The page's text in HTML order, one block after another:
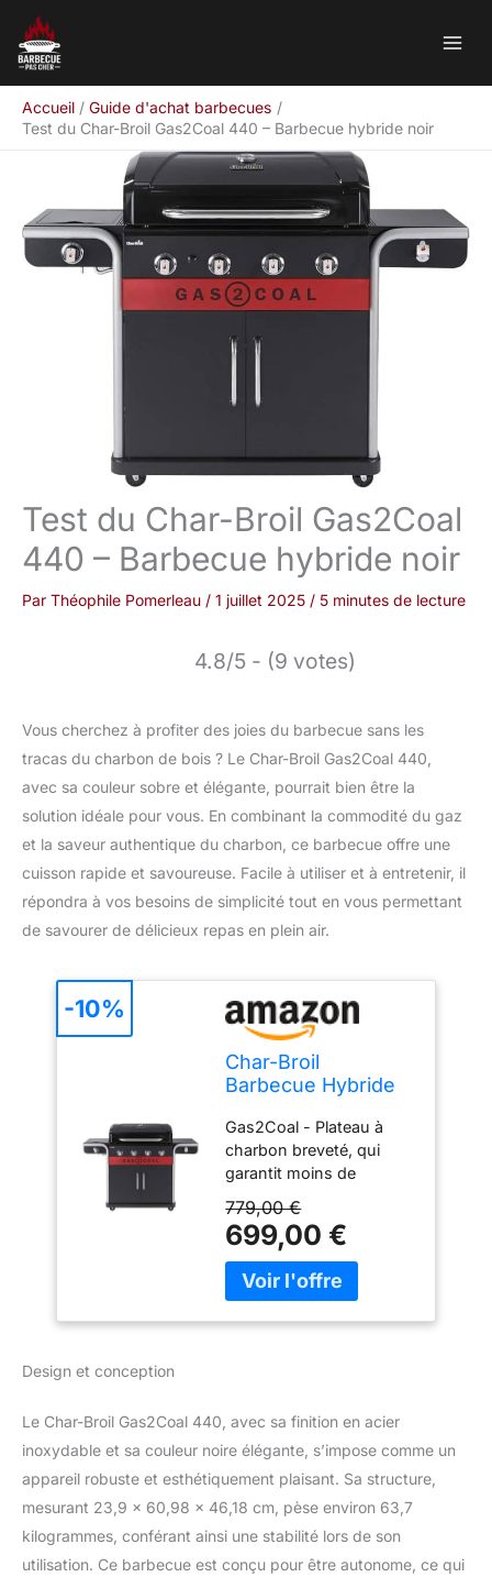
contenu
Accueil
Guide d'achat barbecues
Test du Char-Broil Gas2Coal 440 – Barbecue hybride noir
Test du Char-Broil Gas2Coal
440 – Barbecue hybride noir
Par Théophile Pomerleau / 1 juillet 2025 / 5 minutes de lecture
4.8/5 - (9 votes)
Vous cherchez à profiter des joies du barbecue sans les
tracas du charbon de bois ? Le Char-Broil Gas2Coal 440,
avec sa couleur sobre et élégante, pourrait bien être la
solution idéale pour vous. En combinant la commodité du gaz
et la saveur authentique du charbon, ce barbecue offre une
cuisson rapide et savoureuse. Facile à utiliser et à entretenir, il
répondra à vos besoins de simplicité tout en vous permettant
de savourer de délicieux repas en plein air.
Char-Broil
Barbecue Hybride
pour Gaz et
Charbon de Bois
Gas2Coal - Plateau à
charbon breveté, qui
garantit moins de
flambée et une chaleur
uniforme pour les
aliments cuits et
savoureux Brûleurs en
acier inoxydable :
bouton Grils en fonte
revêtus de porcelaine : le
revêtement en porcelaine
durable de ces grils de
cuisson les rend
résistants à la rouille et
faciles à nettoyer
779,00 €
699,00 €
-10%
Design et conception
Le Char-Broil Gas2Coal 440, avec sa finition en acier
inoxydable et sa couleur noire élégante, s’impose comme un
appareil robuste et esthétiquement plaisant. Sa structure,
mesurant 23,9 x 60,98 x 46,18 cm, pèse environ 63,7
kilogrammes, conférant ainsi une stabilité lors de son
utilisation. Ce barbecue est conçu pour être autonome, ce qui
Rechercher